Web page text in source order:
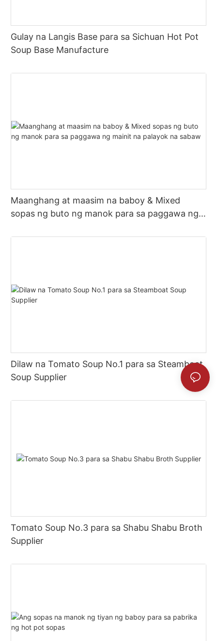
Gulay na Langis Base para sa Sichuan Hot Pot
Soup Base Manufacture
Maanghang at maasim na baboy & Mixed
sopas ng buto ng manok para sa paggawa ng
Dilaw na Tomato Soup No.1 para sa Steamboat
Soup Supplier
Tomato Soup No.3 para sa Shabu Shabu Broth
Supplier